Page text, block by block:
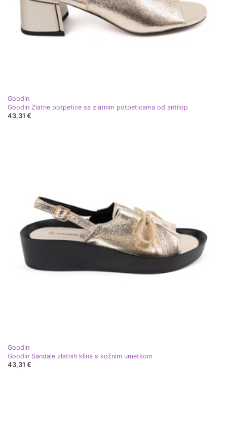
Goodin
Goodin Zlatne potpetice sa zlatnim potpeticama od antilop
43,31 €
Goodin
Goodin Sandale zlatnih klina s kožnim umetkom
43,31 €